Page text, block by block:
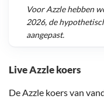
Live Azzle koers
De Azzle koers van
VoorAzzlehebben
2026, de
aangepast.